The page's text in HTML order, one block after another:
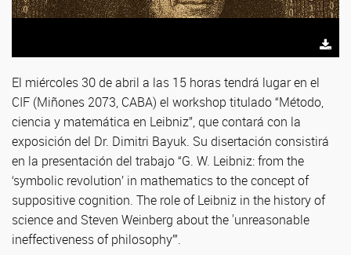
El miércoles 30 de abril a las 15 horas tendrá lugar en el
CIF (Miñones 2073, CABA) el workshop titulado “Método,
ciencia y matemática en Leibniz”, que contará con la
exposición del Dr. Dimitri Bayuk. Su disertación consistirá
en la presentación del trabajo “G. W. Leibniz: from the
‘symbolic revolution’ in mathematics to the concept of
suppositive cognition. The role of Leibniz in the history of
science and Steven Weinberg about the 'unreasonable
ineffectiveness of philosophy’”.